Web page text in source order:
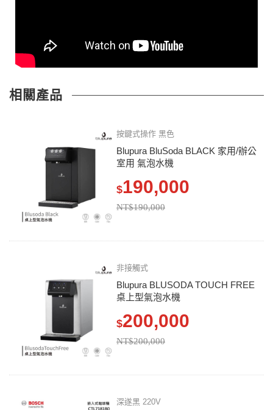
相關產品
按鍵式操作 黑色
Blupura BluSoda BLACK 家用/辦公
室用 氣泡水機
$190,000
NT$190,000
非接觸式
Blupura BLUSODA TOUCH FREE
桌上型氣泡水機
$200,000
NT$200,000
深遂黑 220V